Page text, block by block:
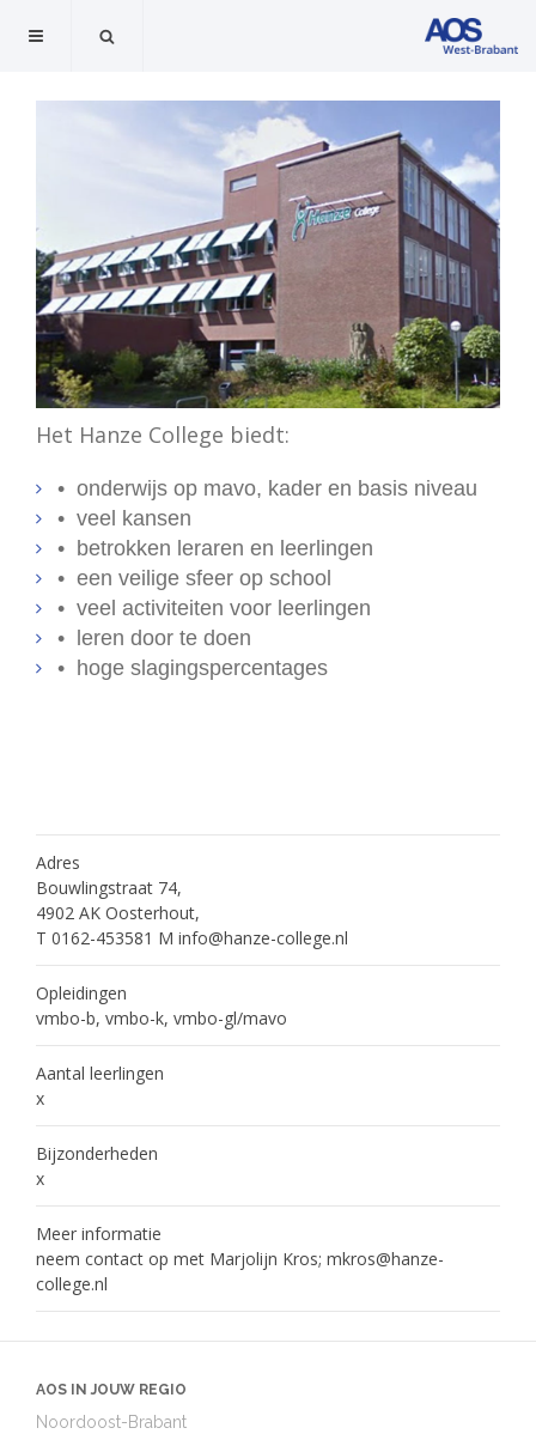
Het Hanze College biedt:
• onderwijs op mavo, kader en basis niveau
• veel kansen
• betrokken leraren en leerlingen
• een veilige sfeer op school
• veel activiteiten voor leerlingen
• leren door te doen
• hoge slagingspercentages
Adres
Bouwlingstraat 74,
4902 AK Oosterhout,
T 0162-453581 M info@hanze-college.nl
Opleidingen
vmbo-b, vmbo-k, vmbo-gl/mavo
Aantal leerlingen
x
Bijzonderheden
x
Meer informatie
neem contact op met Marjolijn Kros; mkros@hanze-
college.nl
AOS IN JOUW REGIO
Noordoost-Brabant